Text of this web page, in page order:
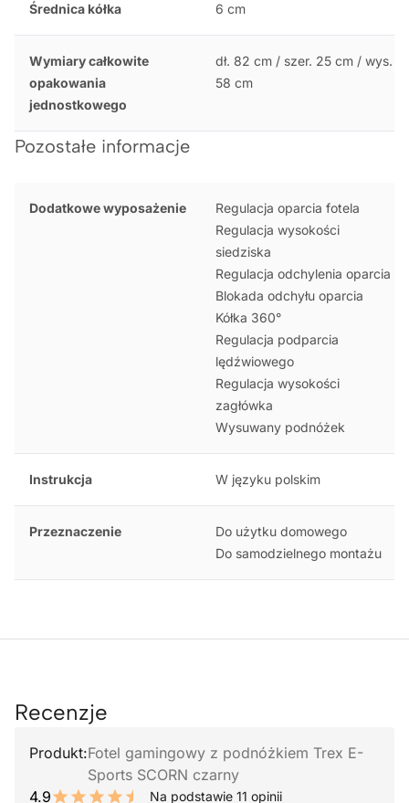
Średnica kółka 6 cm
Wymiary całkowite
opakowania
jednostkowego
dł. 82 cm / szer. 25 cm / wys.
58 cm
Pozostałe informacje
Dodatkowe wyposażenie
Regulacja oparcia fotela
Regulacja wysokości
siedziska
Regulacja odchylenia oparcia
Blokada odchyłu oparcia
Kółka 360°
Regulacja podparcia
lędźwiowego
Regulacja wysokości
zagłówka
Wysuwany podnóżek
Instrukcja W języku polskim
Przeznaczenie
Do użytku domowego
Do samodzielnego montażu
Recenzje
Produkt:Fotel gamingowy z podnóżkiem Trex E-
Sports SCORN czarny
4.9
Na podstawie 11 opinii